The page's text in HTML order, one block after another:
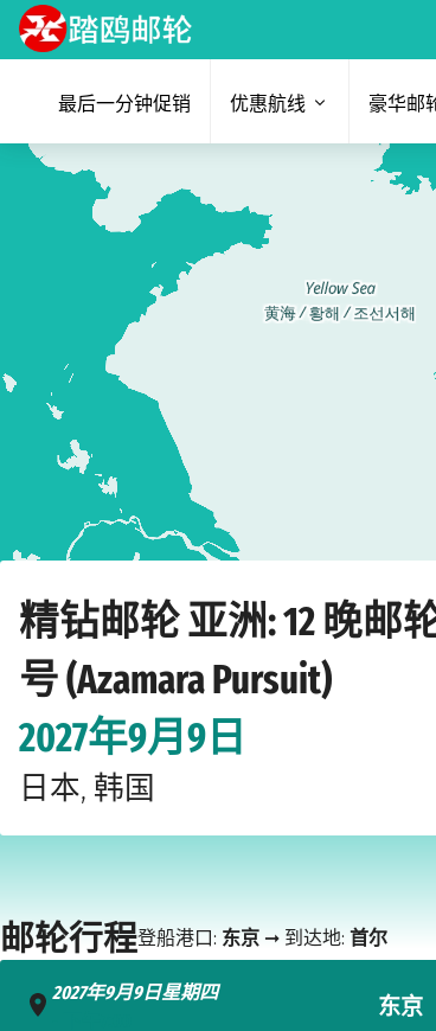
最后一分钟促销 优惠航线 豪华邮
精钻邮轮 亚洲: 12 晚邮
号 (Azamara Pursuit)
2027年9月9日
日本, 韩国
邮轮行程登船港口: 东京 ➞ 到达地: 首尔
2027年9月9日星期四
东京